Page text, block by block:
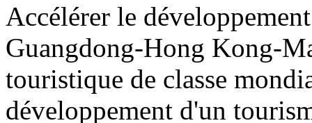
Accélérer le
Guangdong-Hong Kong-
touristique de classe
développement d'un